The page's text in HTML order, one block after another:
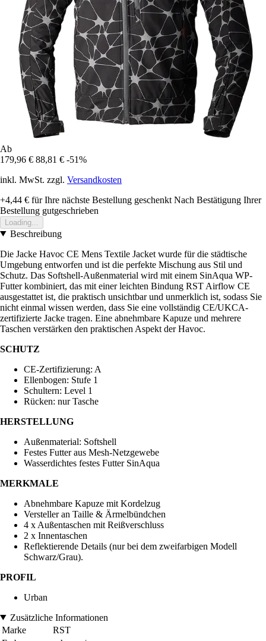
Ab
179,96 € 88,81 € -51%
inkl. MwSt. zzgl. Versandkosten
+4,44 € für Ihre nächste Bestellung geschenkt Nach Bestätigung Ihrer
Bestellung gutgeschrieben
Loading...
Beschreibung
Die Jacke Havoc CE Mens Textile Jacket wurde für die städtische
Umgebung entworfen und ist die perfekte Mischung aus Stil und
Schutz. Das Softshell-Außenmaterial wird mit einem SinAqua WP-
Futter kombiniert, das mit einer leichten Bindung RST Airflow CE
ausgestattet ist, die praktisch unsichtbar und unmerklich ist, sodass Sie
nicht einmal wissen werden, dass Sie eine vollständig CE/UKCA-
zertifizierte Jacke tragen. Eine abnehmbare Kapuze und mehrere
Taschen verstärken den praktischen Aspekt der Havoc.
SCHUTZ
CE-Zertifizierung: A
Ellenbogen: Stufe 1
Schultern: Level 1
Rücken: nur Tasche
HERSTELLUNG
Außenmaterial: Softshell
Festes Futter aus Mesh-Netzgewebe
Wasserdichtes festes Futter SinAqua
MERKMALE
Abnehmbare Kapuze mit Kordelzug
Versteller an Taille & Ärmelbündchen
4 x Außentaschen mit Reißverschluss
2 x Innentaschen
Reflektierende Details (nur bei dem zweifarbigen Modell
Schwarz/Grau).
PROFIL
Urban
Zusätzliche Informationen
Marke
RST